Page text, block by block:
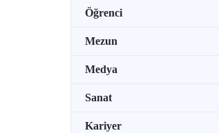
Öğrenci
Mezun
Medya
Sanat
Kariyer